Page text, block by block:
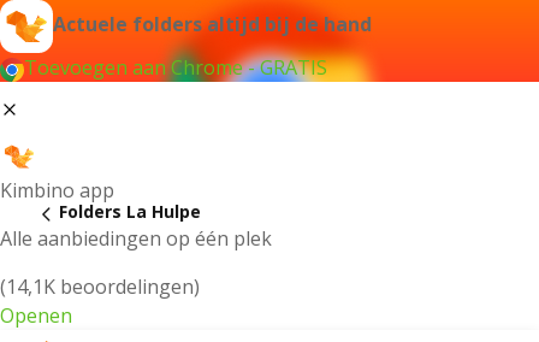
Actuele folders altijd bij de hand
Toevoegen aan Chrome - GRATIS
Kimbino app
Alle aanbiedingen op één plek
(14,1K beoordelingen)
Openen
Folders La Hulpe